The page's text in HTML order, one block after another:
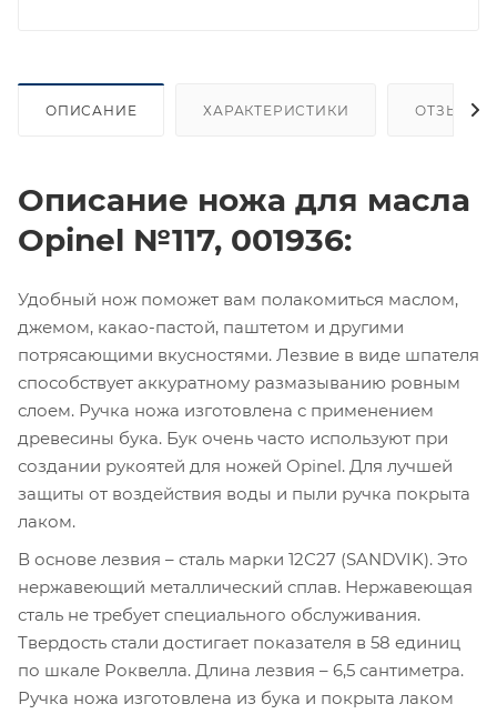
ОПИСАНИЕ ХАРАКТЕРИСТИКИ ОТЗЫВЫ
Описание ножа для масла
Opinel №117, 001936:
Удобный нож поможет вам полакомиться маслом,
джемом, какао-пастой, паштетом и другими
потрясающими вкусностями. Лезвие в виде шпателя
способствует аккуратному размазыванию ровным
слоем. Ручка ножа изготовлена с применением
древесины бука. Бук очень часто используют при
создании рукоятей для ножей Opinel. Для лучшей
защиты от воздействия воды и пыли ручка покрыта
лаком.
В основе лезвия – сталь марки 12С27 (SANDVIK). Это
нержавеющий металлический сплав. Нержавеющая
сталь не требует специального обслуживания.
Твердость стали достигает показателя в 58 единиц
по шкале Роквелла. Длина лезвия – 6,5 сантиметра.
Ручка ножа изготовлена из бука и покрыта лаком